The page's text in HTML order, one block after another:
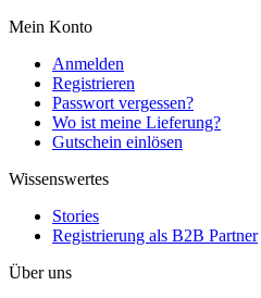
Mein Konto
Anmelden
Registrieren
Passwort vergessen?
Wo ist meine Lieferung?
Gutschein einlösen
Wissenswertes
Stories
Registrierung als B2B Partner
Über uns